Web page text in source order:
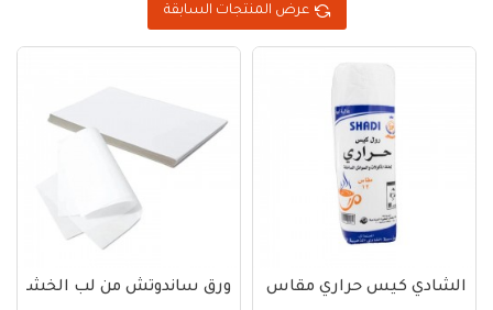
عرض المنتجات السابقة
الشادي كيس حراري مقاس 12 ورق ساندوتش من لب الخشب 100% – 33×24 سم